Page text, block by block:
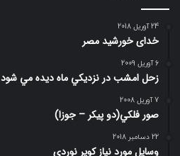
24 آوریل 2018
خدای خورشید مصر
6 آوریل 2009
زحل امشب در نزديكي ماه ديده مي شود
7 آوریل 2008
صور فلكي(دو پیکر – جوزا)
22 دسامبر 2018
وسایل مورد نیاز کویر نوردی